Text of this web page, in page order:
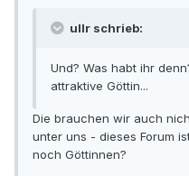
ullr schrieb:
Und? Was habt ihr
attraktive Göttin...
Die brauchen wir auch
unter uns - dieses Forum
noch Göttinnen?